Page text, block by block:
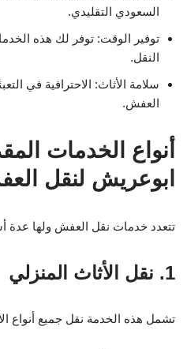
السعودي التقليدي.
توفير الوقت: توفر لك هذه
النقل.
سلامة الأثاث: الاحترافية في
العفش.
أنواع الخدمات
ابوعريش لنقل
تتعدد خدمات نقل العفش ولها عدة
1. نقل الأثاث المنزلي
تشمل هذه الخدمة نقل جميع أنواع